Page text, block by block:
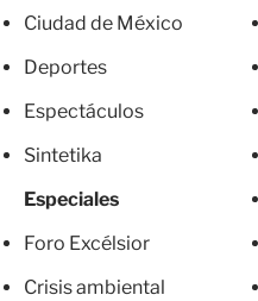
Ciudad de México
Deportes
Espectáculos
Sintetika
Especiales
Foro Excélsior
Crisis ambiental